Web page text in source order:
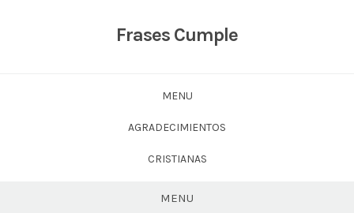
Frases Cumple
MENU
AGRADECIMIENTOS
CRISTIANAS
MENU